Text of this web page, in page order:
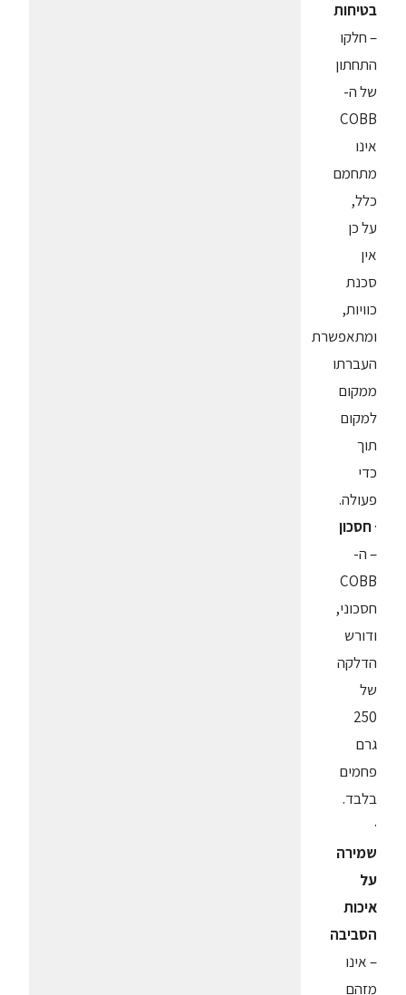
בטיחות
– חלקו
התחתון
של ה-
COBB
אינו
מתחמם
כלל,
על כן
אין
סכנת
כוויות,
ומתאפשרת
העברתו
ממקום
למקום
תוך
כדי
פעולה.
·חסכון
– ה-
COBB
חסכוני,
ודורש
הדלקה
של
250
גרם
פחמים
בלבד.
·
שמירה
על
איכות
הסביבה
– אינו
מזהם